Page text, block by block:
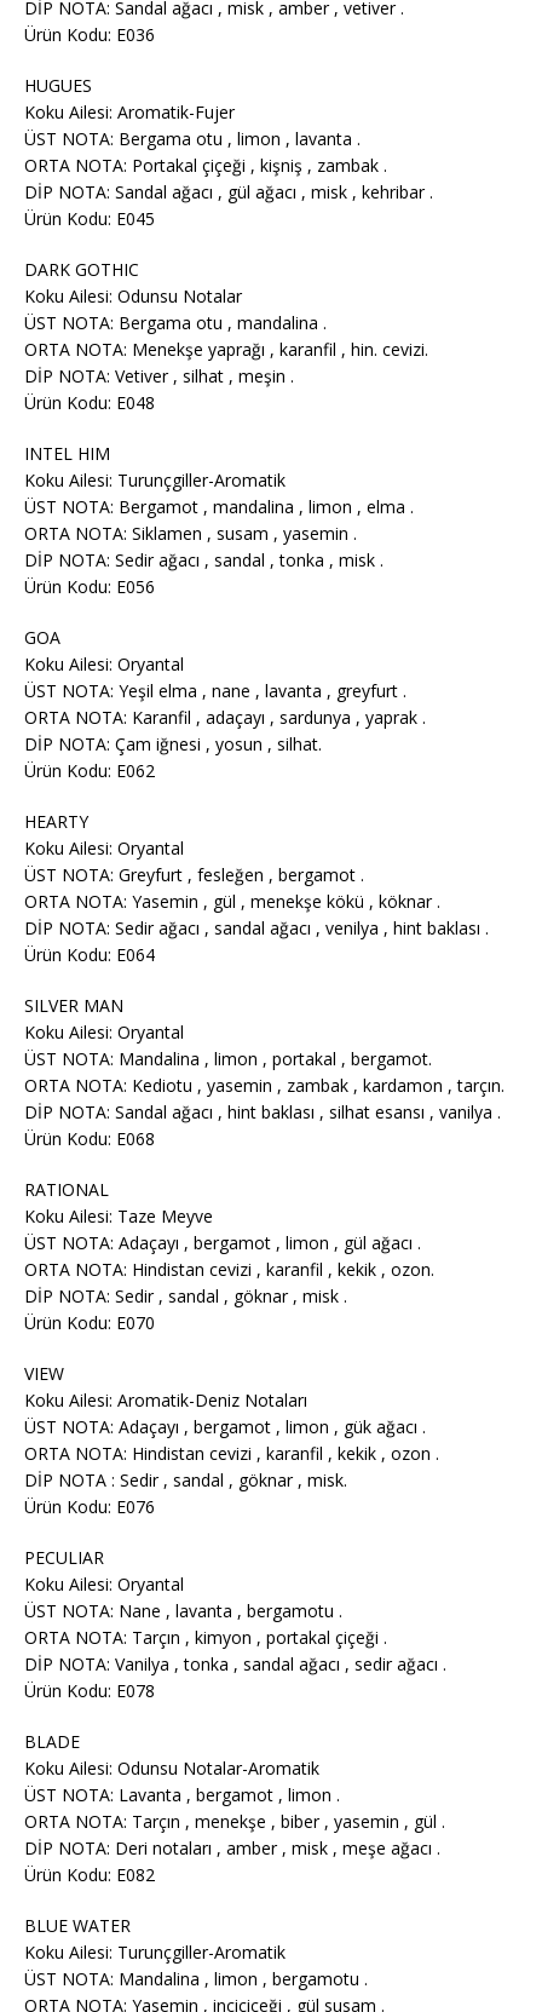
DİP NOTA: Sandal ağacı , misk , amber , vetiver .
Ürün Kodu: E036
HUGUES
Koku Ailesi: Aromatik-Fujer
ÜST NOTA: Bergama otu , limon , lavanta .
ORTA NOTA: Portakal çiçeği , kişniş , zambak .
DİP NOTA: Sandal ağacı , gül ağacı , misk , kehribar .
Ürün Kodu: E045
DARK GOTHIC
Koku Ailesi: Odunsu Notalar
ÜST NOTA: Bergama otu , mandalina .
ORTA NOTA: Menekşe yaprağı , karanfil , hin. cevizi.
DİP NOTA: Vetiver , silhat , meşin .
Ürün Kodu: E048
INTEL HIM
Koku Ailesi: Turunçgiller-Aromatik
ÜST NOTA: Bergamot , mandalina , limon , elma .
ORTA NOTA: Siklamen , susam , yasemin .
DİP NOTA: Sedir ağacı , sandal , tonka , misk .
Ürün Kodu: E056
GOA
Koku Ailesi: Oryantal
ÜST NOTA: Yeşil elma , nane , lavanta , greyfurt .
ORTA NOTA: Karanfil , adaçayı , sardunya , yaprak .
DİP NOTA: Çam iğnesi , yosun , silhat.
Ürün Kodu: E062
HEARTY
Koku Ailesi: Oryantal
ÜST NOTA: Greyfurt , fesleğen , bergamot .
ORTA NOTA: Yasemin , gül , menekşe kökü , köknar .
DİP NOTA: Sedir ağacı , sandal ağacı , venilya , hint baklası .
Ürün Kodu: E064
SILVER MAN
Koku Ailesi: Oryantal
ÜST NOTA: Mandalina , limon , portakal , bergamot.
ORTA NOTA: Kediotu , yasemin , zambak , kardamon , tarçın.
DİP NOTA: Sandal ağacı , hint baklası , silhat esansı , vanilya .
Ürün Kodu: E068
RATIONAL
Koku Ailesi: Taze Meyve
ÜST NOTA: Adaçayı , bergamot , limon , gül ağacı .
ORTA NOTA: Hindistan cevizi , karanfil , kekik , ozon.
DİP NOTA: Sedir , sandal , göknar , misk .
Ürün Kodu: E070
VIEW
Koku Ailesi: Aromatik-Deniz Notaları
ÜST NOTA: Adaçayı , bergamot , limon , gük ağacı .
ORTA NOTA: Hindistan cevizi , karanfil , kekik , ozon .
DİP NOTA : Sedir , sandal , göknar , misk.
Ürün Kodu: E076
PECULIAR
Koku Ailesi: Oryantal
ÜST NOTA: Nane , lavanta , bergamotu .
ORTA NOTA: Tarçın , kimyon , portakal çiçeği .
DİP NOTA: Vanilya , tonka , sandal ağacı , sedir ağacı .
Ürün Kodu: E078
BLADE
Koku Ailesi: Odunsu Notalar-Aromatik
ÜST NOTA: Lavanta , bergamot , limon .
ORTA NOTA: Tarçın , menekşe , biber , yasemin , gül .
DİP NOTA: Deri notaları , amber , misk , meşe ağacı .
Ürün Kodu: E082
BLUE WATER
Koku Ailesi: Turunçgiller-Aromatik
ÜST NOTA: Mandalina , limon , bergamotu .
ORTA NOTA: Yasemin , inciçiçeği , gül susam .